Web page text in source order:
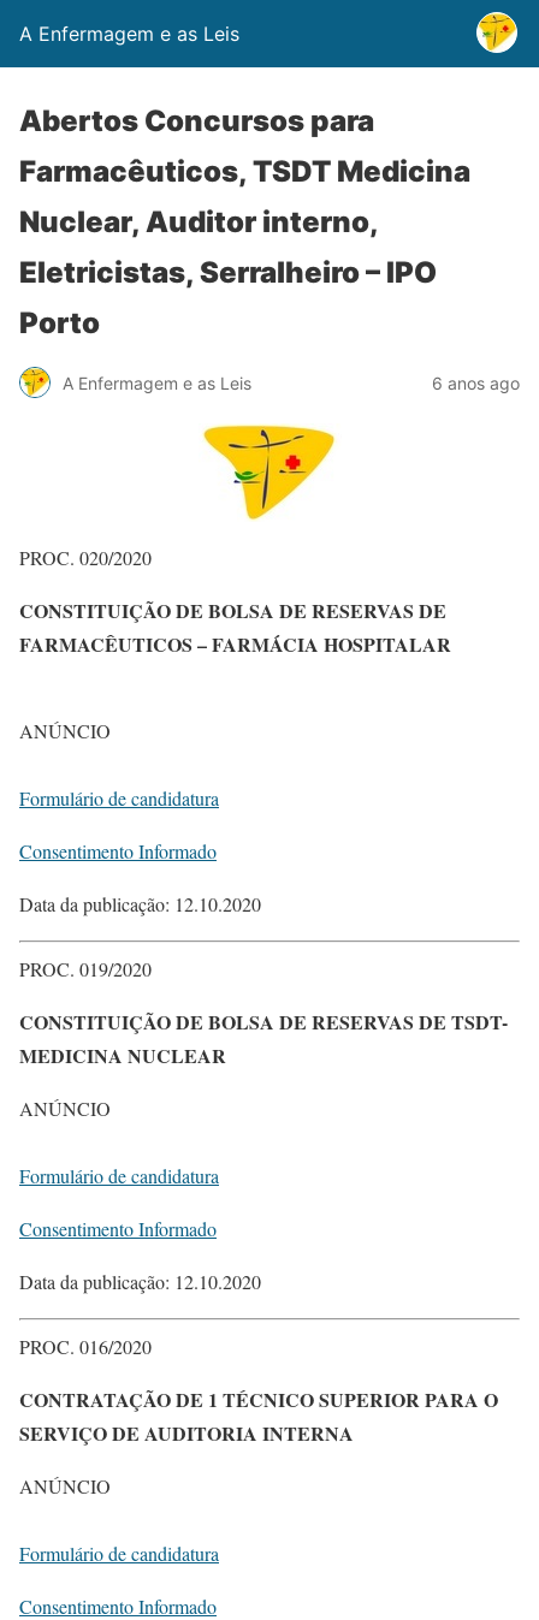
A Enfermagem e as Leis
Abertos Concursos para
Farmacêuticos, TSDT Medicina
Nuclear, Auditor interno,
Eletricistas, Serralheiro – IPO
Porto
A Enfermagem e as Leis 6 anos ago
PROC. 020/2020
CONSTITUIÇÃO DE BOLSA DE RESERVAS DE
FARMACÊUTICOS – FARMÁCIA HOSPITALAR
ANÚNCIO
Formulário de candidatura
Consentimento Informado
Data da publicação: 12.10.2020
PROC. 019/2020
CONSTITUIÇÃO DE BOLSA DE RESERVAS DE TSDT-
MEDICINA NUCLEAR
ANÚNCIO
Formulário de candidatura
Consentimento Informado
Data da publicação: 12.10.2020
PROC. 016/2020
CONTRATAÇÃO DE 1 TÉCNICO SUPERIOR PARA O
SERVIÇO DE AUDITORIA INTERNA
ANÚNCIO
Formulário de candidatura
Consentimento Informado